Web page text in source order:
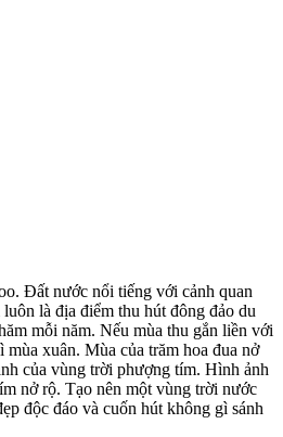
Đất nước nổi tiếng với cảnh quan
là địa điểm thu hút đông đảo du
mỗi năm. Nếu mùa thu gắn liền với
xuân. Mùa của trăm hoa đua nở
của vùng trời phượng tím. Hình ảnh
nở rộ. Tạo nên một vùng trời nước
độc đáo và cuốn hút không gì sánh